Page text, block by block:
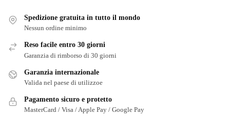
Spedizione gratuita in tutto il mondo
Nessun ordine minimo
Reso facile entro 30 giorni
Garanzia di rimborso di 30 giorni
Garanzia internazionale
Valida nel paese di utilizzoe
Pagamento sicuro e protetto
MasterCard / Visa / Apple Pay / Google Pay